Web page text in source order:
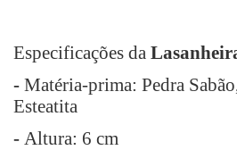
Especificações da
- Matéria-prima: Pedra
Esteatita
- Altura: 6 cm